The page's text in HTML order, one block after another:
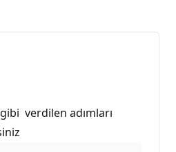
verdilen adımları